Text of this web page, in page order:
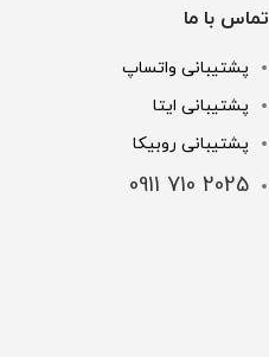
تماس با ما
پشتیبانی واتساپ
پشتیبانی ایتا
پشتیبانی روبیکا
2025 710 0911